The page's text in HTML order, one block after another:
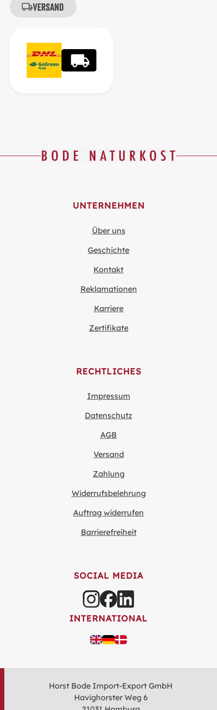
Versand
UNTERNEHMEN
Über uns
Geschichte
Kontakt
Reklamationen
Karriere
Zertifikate
RECHTLICHES
Impressum
Datenschutz
AGB
Versand
Zahlung
Widerrufsbelehrung
Auftrag widerrufen
Barrierefreiheit
SOCIAL MEDIA
INTERNATIONAL
Horst Bode Import-Export GmbH
Havighorster Weg 6